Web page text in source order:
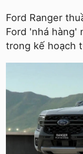
Ford Ranger
Ford 'nhá hàng'
trong kế hoạch